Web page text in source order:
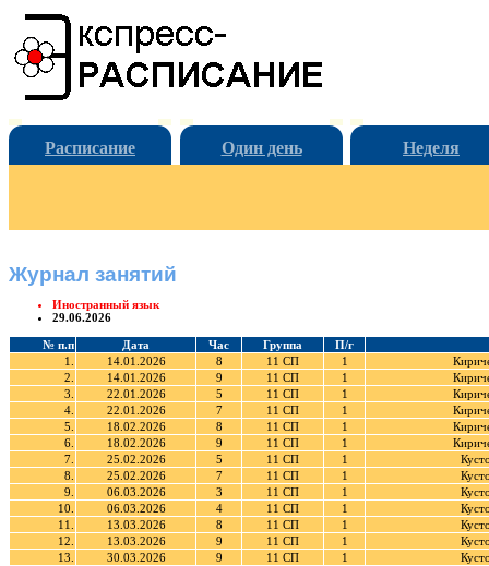
Расписание Один день Неделя
Журнал занятий
Иностранный язык
29.06.2026
№ п.п Дата Час Группа
П/г
1.
14.01.2026 8 11 СП 1
2.
14.01.2026 9 11 СП 1
3.
22.01.2026 5 11 СП 1
4.
22.01.2026 7 11 СП 1
5.
18.02.2026 8 11 СП 1
6.
18.02.2026 9 11 СП 1
7.
25.02.2026 5 11 СП 1
8.
25.02.2026 7 11 СП 1
9.
06.03.2026 3 11 СП 1
10.
06.03.2026 4 11 СП 1
11.
13.03.2026 8 11 СП 1
12.
13.03.2026 9 11 СП 1
13.
30.03.2026 9 11 СП 1